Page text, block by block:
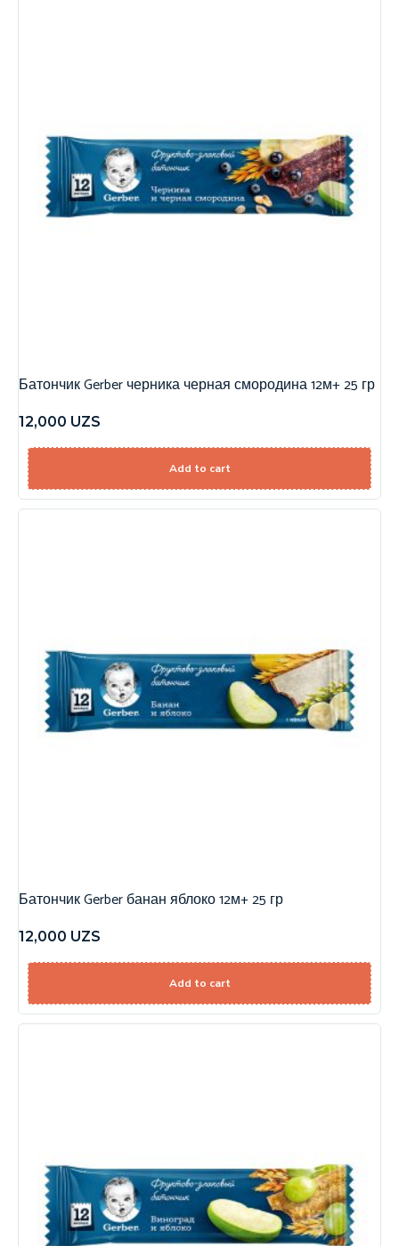
Батончик Gerber черника черная смородина 12м+ 25 гр
12,000 UZS
Add to cart
Батончик Gerber банан яблоко 12м+ 25 гр
12,000 UZS
Add to cart